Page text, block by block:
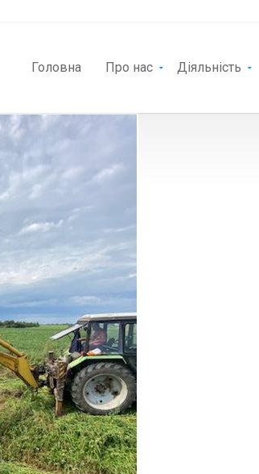
Головна Про нас Діяльність